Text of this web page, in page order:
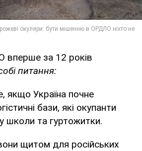
за 12 років
питання:
якщо Україна почне
бази, які окупанти
школи та гуртожитки.
щитом для російських